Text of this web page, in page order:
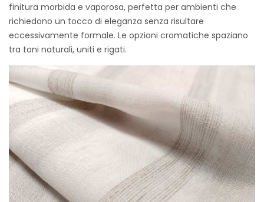
finitura morbida e vaporosa, perfetta per ambienti che
richiedono un tocco di eleganza senza risultare
eccessivamente formale. Le opzioni cromatiche spaziano
tra toni naturali, uniti e rigati.